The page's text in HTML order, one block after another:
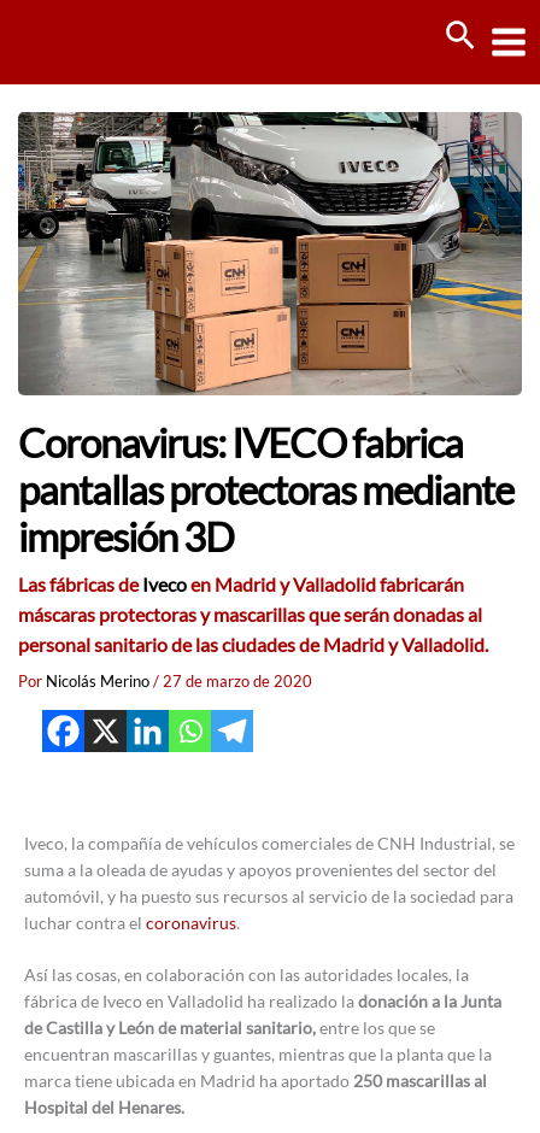
Coronavirus: IVECO fabrica
pantallas protectoras mediante
impresión 3D
Las fábricas deIvecoen Madrid y Valladolid fabricarán
máscaras protectoras y mascarillas que serán donadas al
personal sanitario de las ciudades de Madrid y Valladolid.
Por Nicolás Merino/ 27 de marzo de 2020
Iveco, la compañía de vehículos comerciales de CNH Industrial, se
suma a la oleada de ayudas y apoyos provenientes del sector del
automóvil, y ha puesto sus recursos al servicio de la sociedad para
luchar contra el coronavirus.
Así las cosas, en colaboración con las autoridades locales, la
fábrica de Iveco en Valladolid ha realizado ladonación a la Junta
de Castilla y León de material sanitario,entre los que se
encuentran mascarillas y guantes, mientras que la planta que la
marca tiene ubicada en Madrid ha aportado 250 mascarillas al
Hospital del Henares.